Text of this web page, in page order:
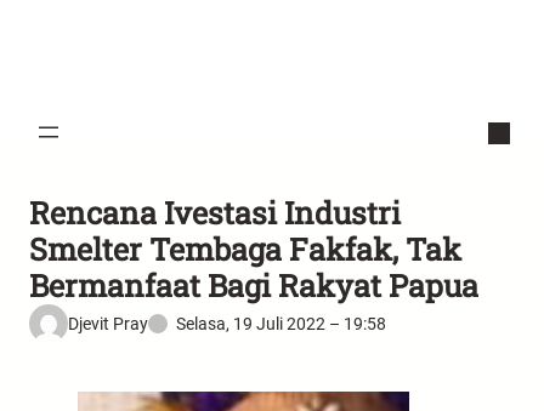
Rencana Ivestasi Industri
Smelter Tembaga Fakfak, Tak
Bermanfaat Bagi Rakyat Papua
Djevit Pray Selasa, 19 Juli 2022 – 19:58